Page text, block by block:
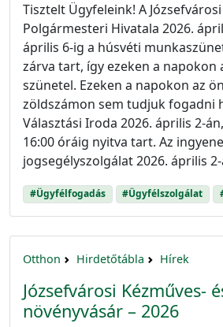
Tisztelt Ügyfeleink! A
Polgármesteri Hivatala 2026.
április 6-ig a húsvéti
zárva tart, így ezeken a napokon
szünetel. Ezeken a napokon az
zöldszámon sem tudjuk fogadni
Választási Iroda 2026. április 2-
16:00 óráig nyitva tart. Az
jogsegélyszolgálat 2026. április
#Ügyfélfogadás #Ügyfélszolgálat
Otthon Hirdetőtábla Hírek
Józsefvárosi Kézműves-
növényvásár – 2026